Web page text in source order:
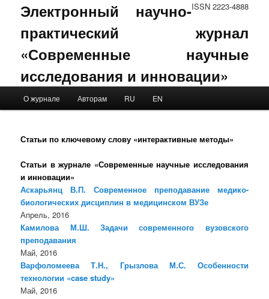
ISSN 2223-4888
Электронный научно-
практический журнал
«Современные научные
исследования и инновации»
Skip to primary content
Skip to secondary content
О журнале Авторам RU EN
Статьи по ключевому слову «интерактивные методы»
Статьи в журнале «Современные научные исследования
и инновации»
Аскарьянц В.П. Современное преподавание медико-
биологических дисциплин в медицинском ВУЗе
Апрель, 2016
Камилова М.Ш. Задачи современного вузовского
преподавания
Май, 2016
Варфоломеева Т.Н., Грызлова М.С. Особенности
технологии «case study»
Май, 2016